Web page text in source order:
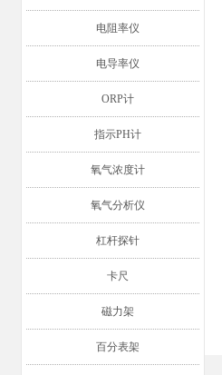
电阻率仪
电导率仪
ORP计
指示PH计
氧气浓度计
氧气分析仪
杠杆探针
卡尺
磁力架
百分表架